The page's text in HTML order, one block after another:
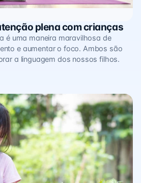
plena com crianças
é uma maneira maravilhosa de
e aumentar o foco. Ambos são
a linguagem dos nossos filhos.